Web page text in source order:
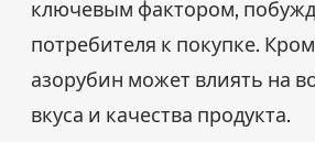
ключевым фактором,
потребителя к покупке.
азорубин может влиять на
вкуса и качества продукта.